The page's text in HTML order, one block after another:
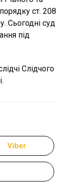
ст. 208
Сьогодні суд
під
Слідчого
Відкрити
в
новому
Viber